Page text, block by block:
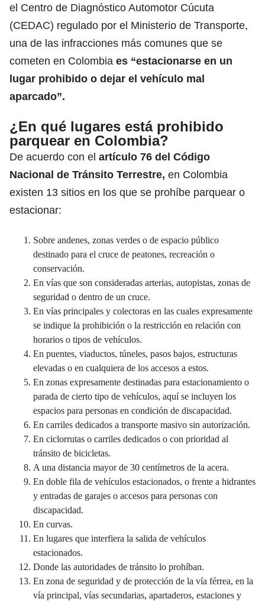
el Centro de Diagnóstico Automotor Cúcuta
(CEDAC) regulado por el Ministerio de Transporte,
una de las infracciones más comunes que se
cometen en Colombia es “estacionarse en un
lugar prohibido o dejar el vehículo mal
aparcado”.
¿En qué lugares está prohibido
parquear en Colombia?
De acuerdo con el artículo 76 del Código
Nacional de Tránsito Terrestre, en Colombia
existen 13 sitios en los que se prohíbe parquear o
estacionar:
Sobre andenes, zonas verdes o de espacio público
destinado para el cruce de peatones, recreación o
conservación.
En vías que son consideradas arterias, autopistas, zonas de
seguridad o dentro de un cruce.
En vías principales y colectoras en las cuales expresamente
se indique la prohibición o la restricción en relación con
horarios o tipos de vehículos.
En puentes, viaductos, túneles, pasos bajos, estructuras
elevadas o en cualquiera de los accesos a estos.
En zonas expresamente destinadas para estacionamiento o
parada de cierto tipo de vehículos, aquí se incluyen los
espacios para personas en condición de discapacidad.
En carriles dedicados a transporte masivo sin autorización.
En ciclorrutas o carriles dedicados o con prioridad al
tránsito de bicicletas.
A una distancia mayor de 30 centímetros de la acera.
En doble fila de vehículos estacionados, o frente a hidrantes
y entradas de garajes o accesos para personas con
discapacidad.
En curvas.
En lugares que interfiera la salida de vehículos
estacionados.
Donde las autoridades de tránsito lo prohíban.
En zona de seguridad y de protección de la vía férrea, en la
vía principal, vías secundarias, apartaderos, estaciones y